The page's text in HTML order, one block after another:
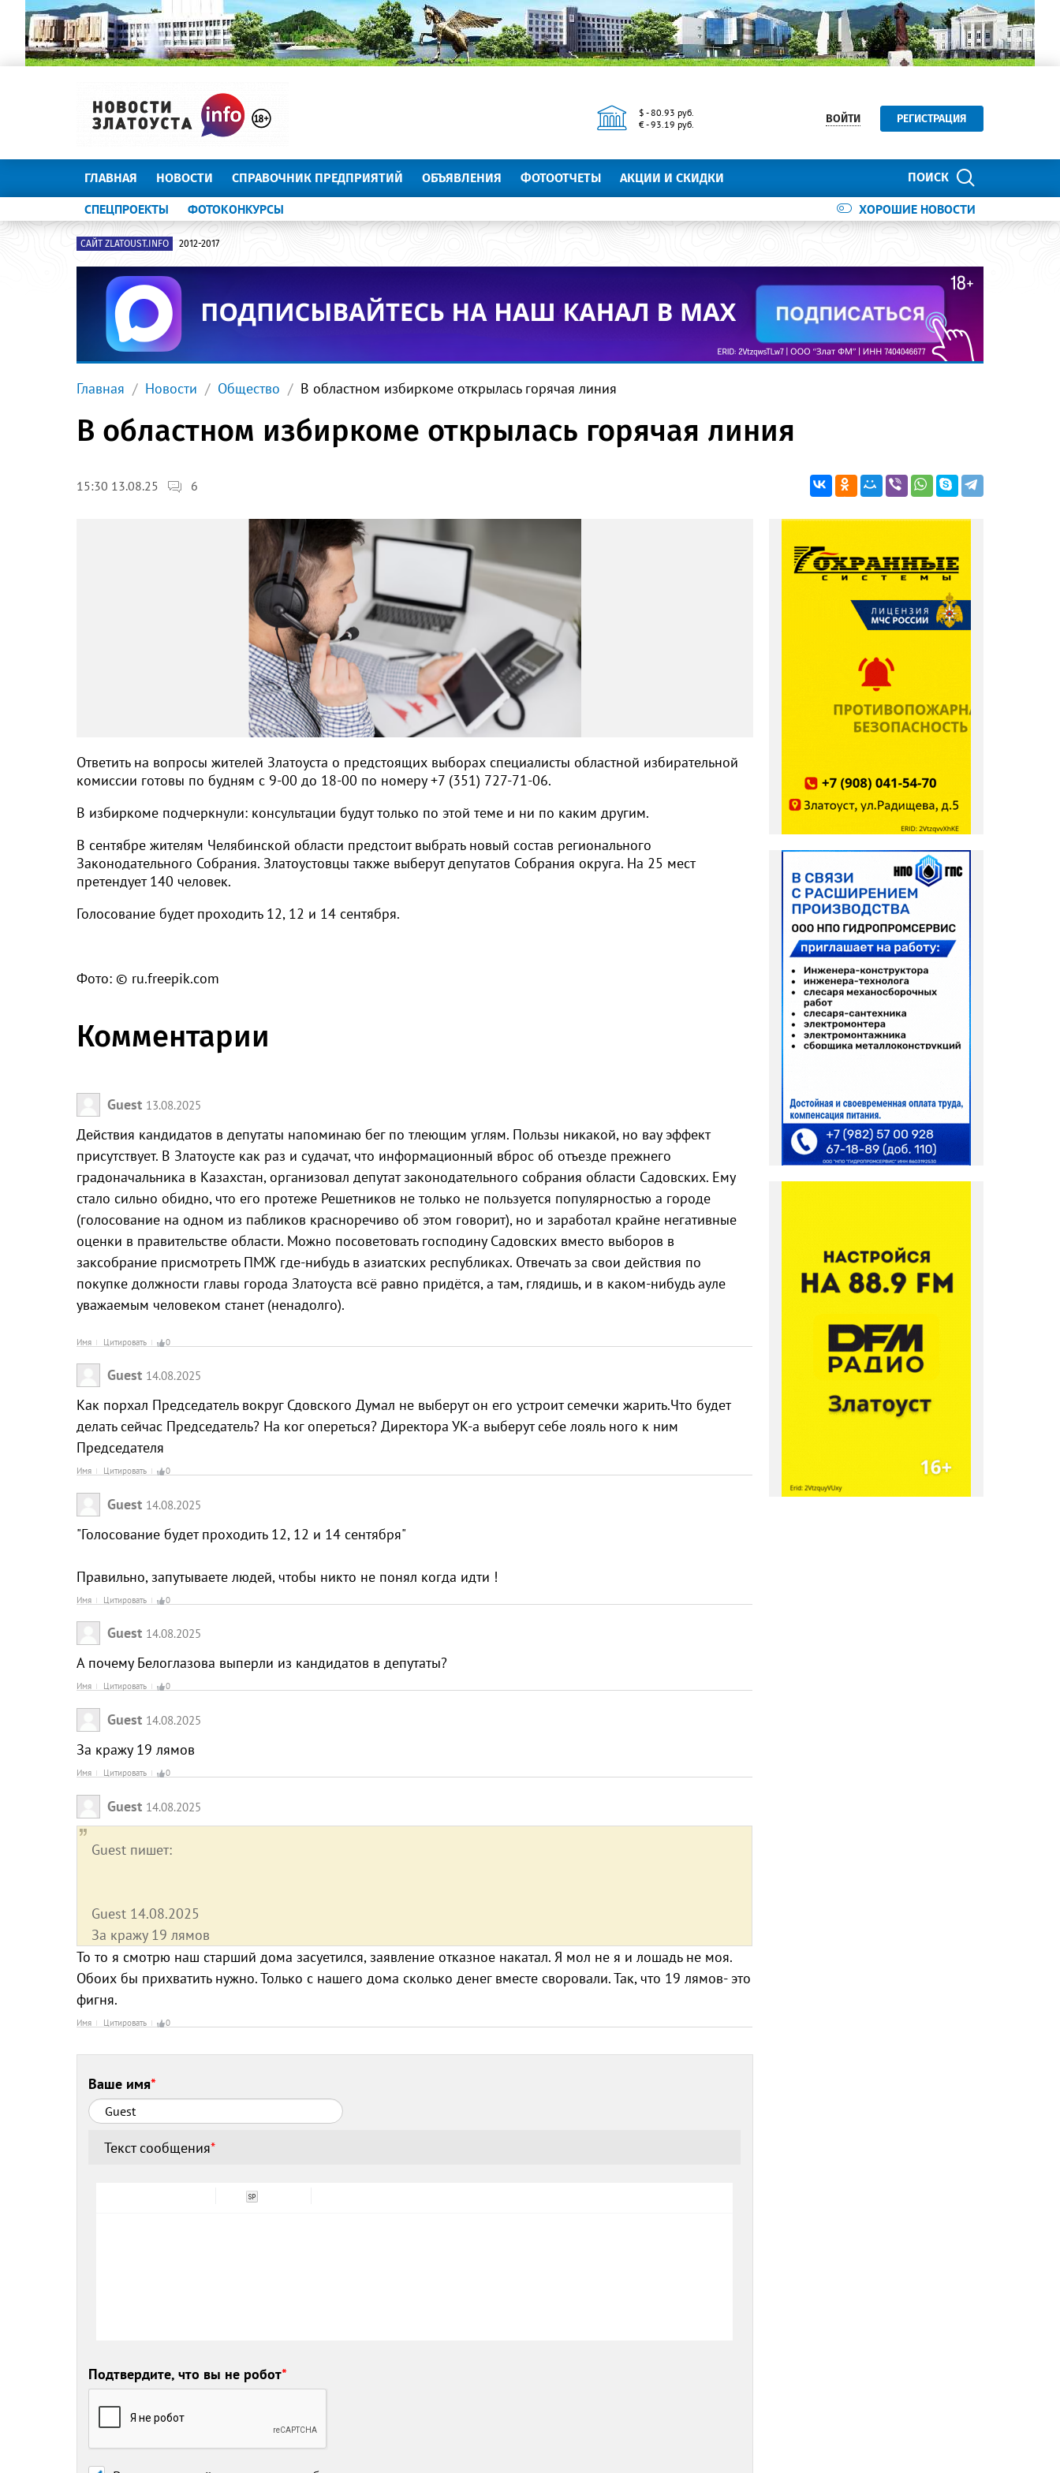
$ - 80.93 руб.
€ - 93.19 руб.
ВОЙТИ РЕГИСТРАЦИЯ
ПОИСК
ГЛАВНАЯ НОВОСТИ СПРАВОЧНИК ПРЕДПРИЯТИЙ ОБЪЯВЛЕНИЯ ФОТООТЧЕТЫ АКЦИИ И СКИДКИ
ХОРОШИЕ НОВОСТИ
СПЕЦПРОЕКТЫ ФОТОКОНКУРСЫ
САЙТ ZLATOUST.INFO 2012-2017
Главная Новости Общество В областном избиркоме открылась горячая линия
В областном избиркоме открылась горячая линия
15:30 13.08.25 6
Ответить на вопросы жителей Златоуста о предстоящих выборах специалисты областной избирательной
комиссии готовы по будням с 9-00 до 18-00 по номеру +7 (351) 727-71-06.
В избиркоме подчеркнули: консультации будут только по этой теме и ни по каким другим.
В сентябре жителям Челябинской области предстоит выбрать новый состав регионального
Законодательного Собрания. Златоустовцы также выберут депутатов Собрания округа. На 25 мест
претендует 140 человек.
Голосование будет проходить 12, 12 и 14 сентября.
Фото: © ru.freepik.com
Комментарии
Guest 13.08.2025
Действия кандидатов в депутаты напоминаю бег по тлеющим углям. Пользы никакой, но вау эффект
присутствует. В Златоусте как раз и судачат, что информационный вброс об отъезде прежнего
градоначальника в Казахстан, организовал депутат законодательного собрания области Садовских. Ему
стало сильно обидно, что его протеже Решетников не только не пользуется популярностью а городе
(голосование на одном из пабликов красноречиво об этом говорит), но и заработал крайне негативные
оценки в правительстве области. Можно посоветовать господину Садовских вместо выборов в
заксобрание присмотреть ПМЖ где-нибудь в азиатских республиках. Отвечать за свои действия по
покупке должности главы города Златоуста всё равно придётся, а там, глядишь, и в каком-нибудь ауле
уважаемым человеком станет (ненадолго).
Имя Цитировать 0
Guest 14.08.2025
Как порхал Председатель вокруг Сдовского Думал не выберут он его устроит семечки жарить.Что будет
делать сейчас Председатель? На ког опереться? Директора УК-а выберут себе лояль ного к ним
Председателя
Имя Цитировать 0
Guest 14.08.2025
"Голосование будет проходить 12, 12 и 14 сентября"
Правильно, запутываете людей, чтобы никто не понял когда идти !
Имя Цитировать 0
Guest 14.08.2025
А почему Белоглазова выперли из кандидатов в депутаты?
Имя Цитировать 0
Guest 14.08.2025
За кражу 19 лямов
Имя Цитировать 0
Guest 14.08.2025
Guest пишет:
Guest 14.08.2025
За кражу 19 лямов
То то я смотрю наш старший дома засуетился, заявление отказное накатал. Я мол не я и лошадь не моя.
Обоих бы прихватить нужно. Только с нашего дома сколько денег вместе своровали. Так, что 19 лямов- это
фигня.
Имя Цитировать 0
Ваше имя*
Текст сообщения*
Подтвердите, что вы не робот*